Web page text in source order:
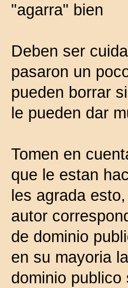
"agarra" bien
Deben ser
pasaron un
pueden borrar
le pueden dar
Tomen en
que le estan
les agrada
autor
de dominio
en su mayoria
dominio